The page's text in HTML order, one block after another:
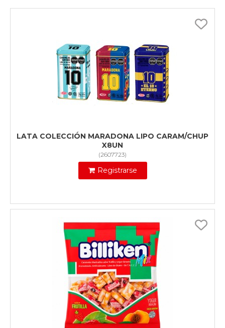
LATA COLECCIÓN MARADONA LIPO CARAM/CHUP
X8UN
(2607723)
Registrarse